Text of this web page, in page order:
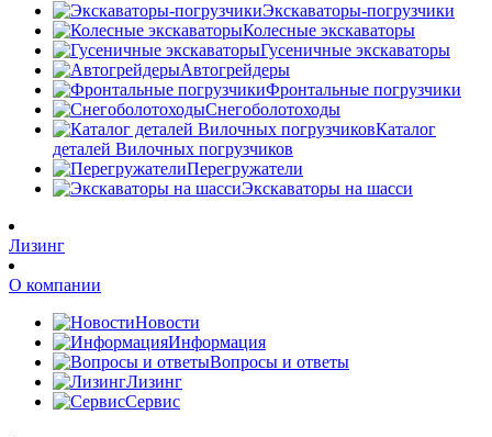
Экскаваторы-погрузчики
Колесные экскаваторы
Гусеничные экскаваторы
Автогрейдеры
Фронтальные погрузчики
Снегоболотоходы
Каталог
деталей Вилочных погрузчиков
Перегружатели
Экскаваторы на шасси
Лизинг
О компании
Новости
Информация
Вопросы и ответы
Лизинг
Сервис